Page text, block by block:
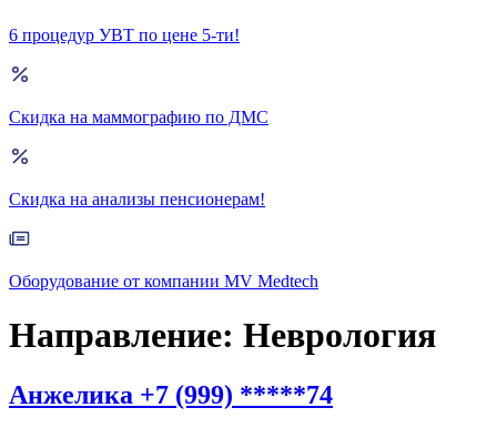
6 процедур УВТ по цене 5-ти!
Скидка на маммографию по ДМС
Скидка на анализы пенсионерам!
Оборудование от компании MV Medtech
Направление: Неврология
Анжелика +7 (999) *****74